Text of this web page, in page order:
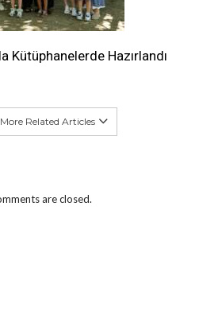
Kütüphanelerde Hazırlandı
Related Articles
are closed.